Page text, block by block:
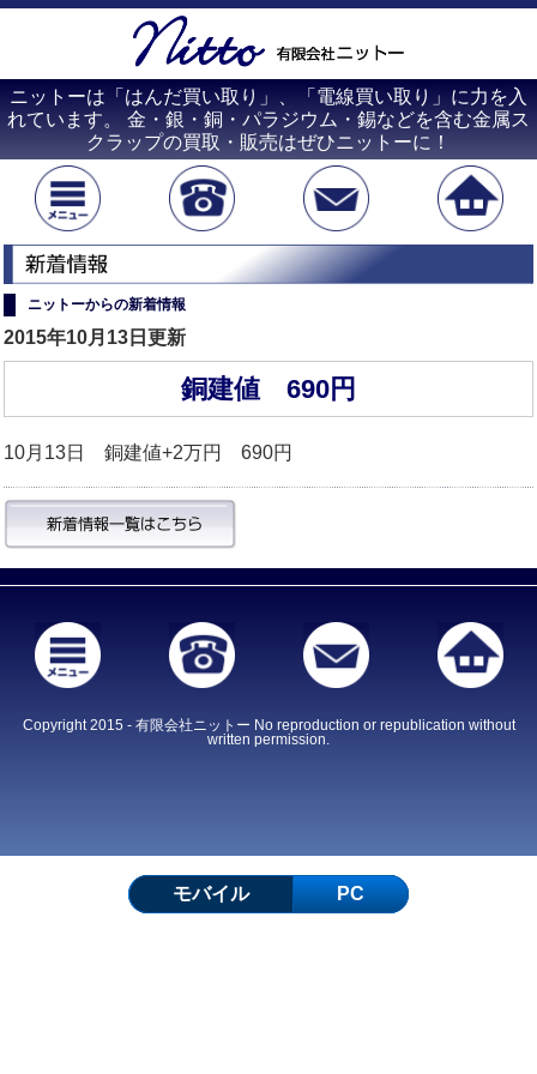
ニットーは「はんだ買い取り」、「電線買い取り」に力を入
れています。 金・銀・銅・パラジウム・錫などを含む金属ス
クラップの買取・販売はぜひニットーに！
ニットーからの新着情報
2015年10月13日更新
銅建値 690円
10月13日 銅建値+2万円 690円
Copyright 2015 - 有限会社ニットー No reproduction or republication without
written permission.
モバイル PC